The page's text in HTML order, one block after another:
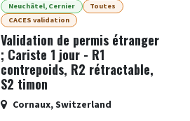
Neuchâtel, Cernier
Toutes
CACES validation
Validation de permis étranger
; Cariste 1 jour - R1
contrepoids, R2 rétractable,
S2 timon
Cornaux,Switzerland